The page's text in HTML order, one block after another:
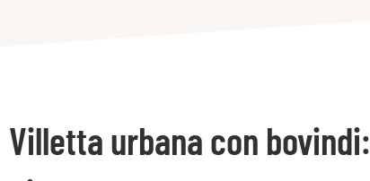
Villetta urbana con bovindi: